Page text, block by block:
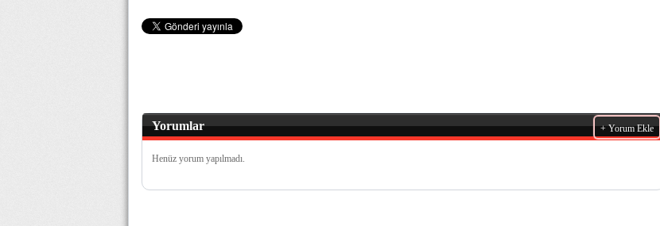
Yorumlar + Yorum Ekle
Henüz yorum yapılmadı.